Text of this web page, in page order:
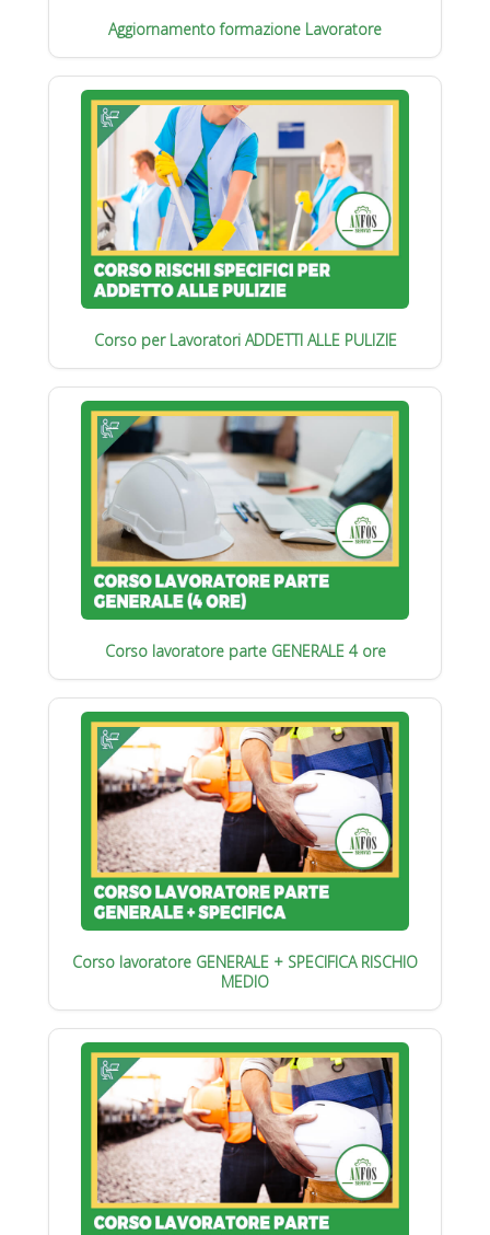
Aggiornamento formazione Lavoratore
Corso per Lavoratori ADDETTI ALLE PULIZIE
Corso lavoratore parte GENERALE 4 ore
Corso lavoratore GENERALE + SPECIFICA RISCHIO
MEDIO